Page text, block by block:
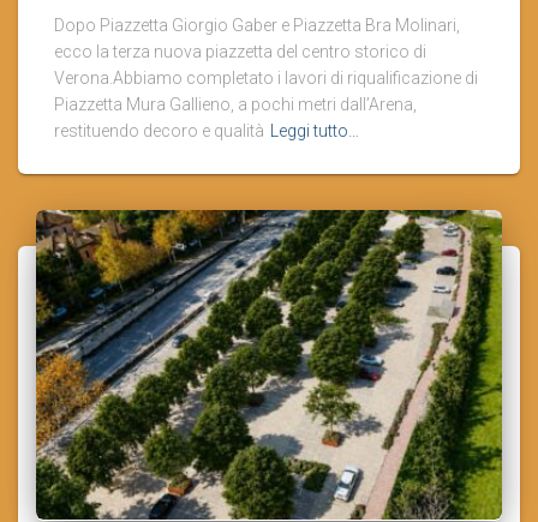
Dopo Piazzetta Giorgio Gaber e Piazzetta Bra Molinari,
ecco la terza nuova piazzetta del centro storico di
Verona.Abbiamo completato i lavori di riqualificazione di
Piazzetta Mura Gallieno, a pochi metri dall’Arena,
restituendo decoro e qualità
Leggi tutto…